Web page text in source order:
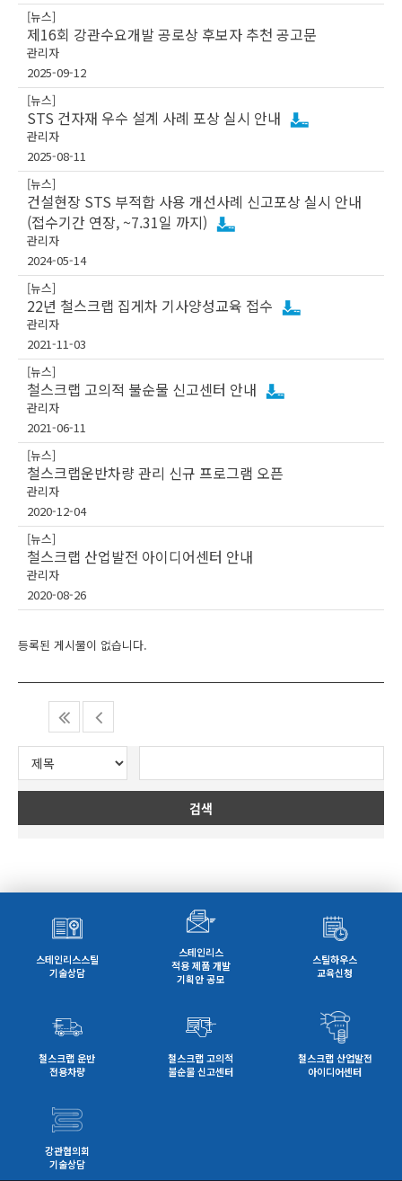
[뉴스]
제16회 강관수요개발 공로상 후보자 추천 공고문
관리자
2025-09-12
[뉴스]
STS 건자재 우수 설계 사례 포상 실시 안내
관리자
2025-08-11
[뉴스]
건설현장 STS 부적합 사용 개선사례 신고포상 실시 안내
(접수기간 연장, ~7.31일 까지)
관리자
2024-05-14
[뉴스]
22년 철스크랩 집게차 기사양성교육 접수
관리자
2021-11-03
[뉴스]
철스크랩 고의적 불순물 신고센터 안내
관리자
2021-06-11
[뉴스]
철스크랩운반차량 관리 신규 프로그램 오픈
관리자
2020-12-04
[뉴스]
철스크랩 산업발전 아이디어센터 안내
관리자
2020-08-26
등록된 게시물이 없습니다.
검색
스테인리스스틸
기술상담
스테인리스
적용 제품 개발
기획안 공모
스틸하우스
교육신청
철스크랩 운반
전용차량
철스크랩 고의적
불순물 신고센터
철스크랩 산업발전
아이디어센터
강관협의회
기술상담